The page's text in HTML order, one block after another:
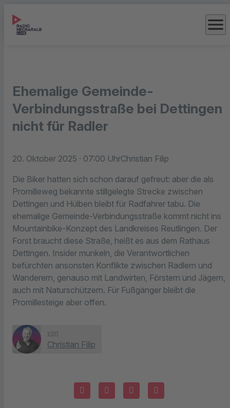
menu
Ehemalige Gemeinde-
Verbindungsstraße bei Dettingen
nicht für Radler
20. Oktober 2025 · 07:00 UhrChristian Filip
Die Biker hatten sich schon darauf gefreut: aber die als
Promilleweg bekannte stillgelegte Strecke zwischen
Dettingen und Hülben bleibt für Radfahrer tabu. Die
ehemalige Gemeinde-Verbindungsstraße kommt nicht ins
Mountainbike-Konzept des Landkreises Reutlingen. Der
Forst braucht diese Straße, heißt es aus dem Rathaus
Dettingen. Insider munkeln, die Verantwortlichen
befürchten ansonsten Konflikte zwischen Radlern und
Wanderern, genauso mit Landwirten, Förstern und Jägern,
auch mit Naturschützern. Für Fußgänger bleibt die
Promillesteige aber offen.
von
Christian Filip